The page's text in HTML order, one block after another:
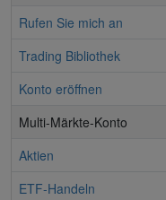
Rufen Sie mich an
Trading Bibliothek
Konto eröffnen
Multi-Märkte-Konto
Aktien
ETF-Handeln